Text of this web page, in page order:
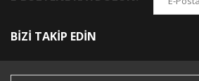
BİZİ TAKİP EDİN